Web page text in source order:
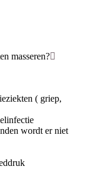
masseren?
( griep,
wordt er niet